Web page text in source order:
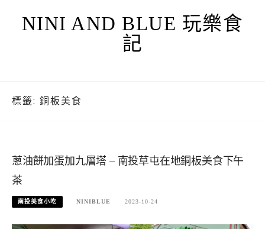
NINI AND BLUE 玩樂食
記
標籤: 銅板美食
蔥油餅加蛋加九層塔 – 南投草屯在地銅板美食下午
茶
南投美食小吃 NINIBLUE 2023-10-24